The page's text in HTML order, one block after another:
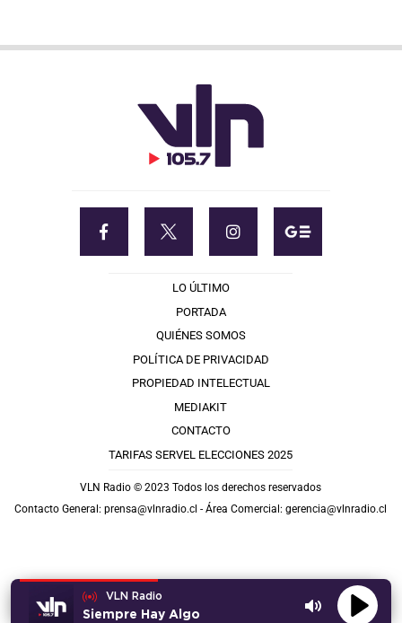
VLN Radio
Siempre Hay Algo
LO ÚLTIMO
PORTADA
QUIÉNES SOMOS
POLÍTICA DE PRIVACIDAD
PROPIEDAD INTELECTUAL
MEDIAKIT
CONTACTO
TARIFAS SERVEL ELECCIONES 2025
VLN Radio © 2023 Todos los derechos reservados
Contacto General:prensa@vlnradio.cl - Área Comercial:gerencia@vlnradio.cl